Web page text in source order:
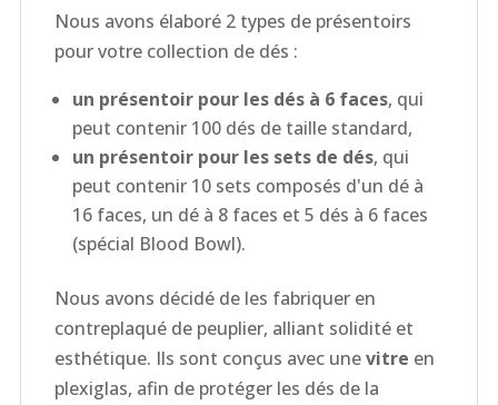
Nous avons élaboré 2 types de présentoirs
pour votre collection de dés :
un présentoir pour les dés à 6 faces, qui
peut contenir 100 dés de taille standard,
un présentoir pour les sets de dés, qui
peut contenir 10 sets composés d'un dé à
16 faces, un dé à 8 faces et 5 dés à 6 faces
(spécial Blood Bowl).
Nous avons décidé de les fabriquer en
contreplaqué de peuplier, alliant solidité et
esthétique. Ils sont conçus avec unevitre en
plexiglas, afin de protéger les dés de la